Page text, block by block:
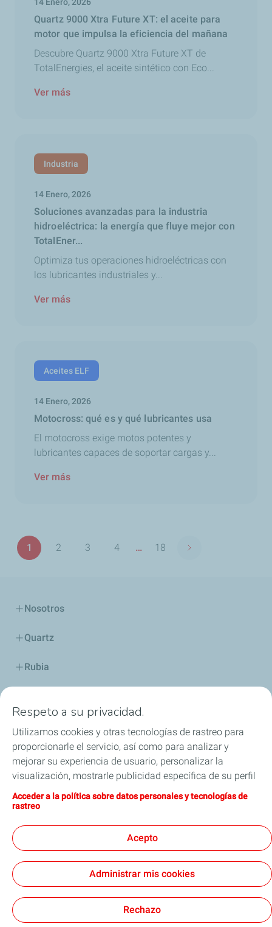
Quartz 9000 Xtra Future XT: el aceite para
motor que impulsa la eficiencia del mañana
Descubre Quartz 9000 Xtra Future XT de
TotalEnergies, el aceite sintético con Eco...
Ver más
Industria
14 Enero, 2026
Soluciones avanzadas para la industria
hidroeléctrica: la energía que fluye mejor con
TotalEner...
Optimiza tus operaciones hidroeléctricas con
los lubricantes industriales y...
Ver más
Aceites ELF
14 Enero, 2026
Motocross: qué es y qué lubricantes usa
El motocross exige motos potentes y
lubricantes capaces de soportar cargas y...
Ver más
Paginación
Página
1
Página
2
Página
3
Página
4 …
Última
18
Siguiente página
Nosotros
Quartz
Rubia
Lubricantes y especialidades
Distribuidores
TWC
Competición
Legal Cookies
Respeto a su privacidad.
Utilizamos cookies y otras tecnologías de rastreo para
proporcionarle el servicio, así como para analizar y
mejorar su experiencia de usuario, personalizar la
visualización, mostrarle publicidad específica de su perfil
en este sitio y en nuestros sitios asociados, y permitirle
compartir nuestro contenido en las redes sociales. Puede
momento haciendo clic en el botón «Gérer mes cookies»
(Gestionar cookies). Al hacer clic en el botón «J’accepte»
(Aceptar), nos autoriza a depositar la totalidad de las
cookies. Si hace clic en «Je refuse» (Rechazar),
estrictamente necesarias para el correcto funcionamiento
del sitio web. Si desea más información (por ejemplo, si
Acceder a la política sobre datos personales y tecnologías de
rastreo
Acepto
Administrar mis cookies
Rechazo